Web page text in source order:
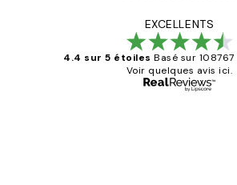
EXCELLENTS
4.4 sur 5 étoiles Basé sur
Voir quelques avis ici.